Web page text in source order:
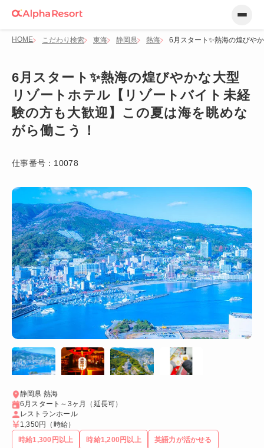
HOME こだわり検索 東海 静岡県 熱海 6月スタート✨熱海の煌びや
6月スタート✨熱海の煌びやかな大型
リゾートホテル【リゾートバイト未経
験の方も大歓迎】この夏は海を眺めな
がら働こう！
仕事番号： 10078
静岡県 熱海
6月スタート～3ヶ月（延長可）
レストランホール
1,350円 （時給）
時給1,300円以上
時給1,200円以上 英語力が活かせる